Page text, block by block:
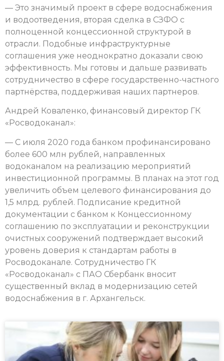
— Это значимый проект в сфере водоснабжения
и водоотведения, вторая сделка в СЗФО с
полноценной концессионной структурой в
отрасли. Подобные инфраструктурные
соглашения уже неоднократно доказали свою
эффективность. Мы готовы и дальше развивать
сотрудничество в сфере государственно-частного
партнёрства, поддерживая наших партнеров.
Андрей Коваленко, финансовый директор ГК
«Росводоканал»:
— С июля 2020 года банком профинансировано
более 600 млн рублей, направленных
водоканалом на реализацию мероприятий
инвестиционной программы. В планах на этот год
увеличить объем целевого финансирования до
1,5 млрд. рублей. Подписание кредитной
документации с банком к Концессионному
соглашению по эксплуатации и реконструкции
очистных сооружений подтверждает высокий
уровень доверия к стандартам работы в
Росводоканале. Сотрудничество ГК
«Росводоканал» с ПАО Сбербанк вносит
существенный вклад в модернизацию сетей
водоснабжения в г. Архангельск.